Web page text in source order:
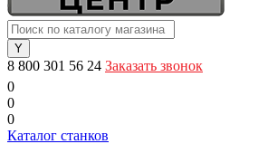
8 800 301 56 24 Заказать звонок
0
0
0
Каталог станков